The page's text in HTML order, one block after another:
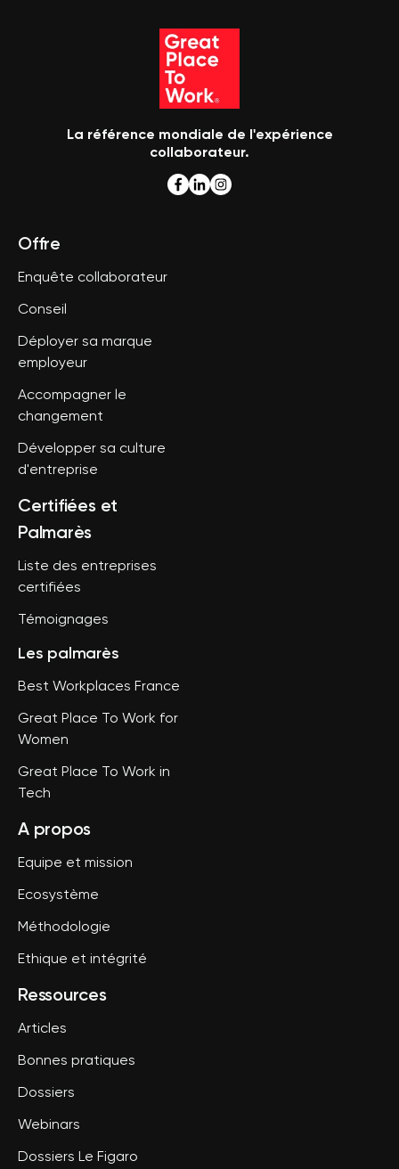
La référence mondiale de l'expérience
collaborateur.
Offre
Enquête collaborateur
Conseil
Déployer sa marque
employeur
Accompagner le
changement
Développer sa culture
d'entreprise
Certifiées et
Palmarès
Liste des entreprises
certifiées
Témoignages
Les palmarès
Best Workplaces France
Great Place To Work for
Women
Great Place To Work in
Tech
A propos
Equipe et mission
Ecosystème
Méthodologie
Ethique et intégrité
Ressources
Articles
Bonnes pratiques
Dossiers
Webinars
Dossiers Le Figaro